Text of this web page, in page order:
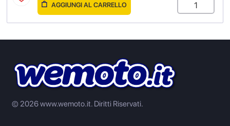
AGGIUNGI AL CARRELLO
© 2026 www.wemoto.it. Diritti Riservati.